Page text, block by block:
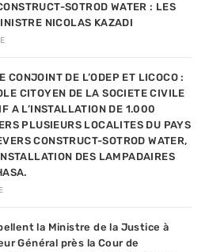
SOTROD WATER : LES
NICOLAS KAZADI
CONJOINT DE L’ODEP ET LICOCO :
CITOYEN DE LA SOCIETE CIVILE
A L’INSTALLATION DE 1.000
PLUSIEURS LOCALITES DU PAYS
CONSTRUCT-SOTROD WATER,
DES LAMPADAIRES
la Ministre de la Justice à
Général près la Cour de